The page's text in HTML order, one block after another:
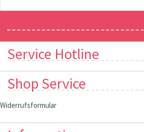
Service Hotline
Shop Service
Widerrufsformular